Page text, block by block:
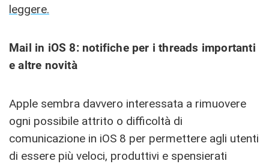
leggere.
Mail in iOS 8: notifiche per i threads importanti
e altre novità
Apple sembra davvero interessata a rimuovere
ogni possibile attrito o difficoltà di
comunicazione in iOS 8 per permettere agli utenti
di essere più veloci, produttivi e spensierati